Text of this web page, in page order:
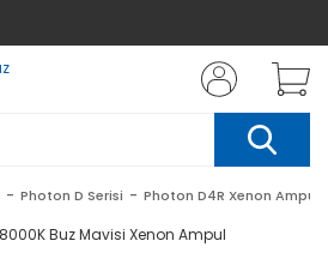
Photon D Serisi Photon D4R Xenon Ampul